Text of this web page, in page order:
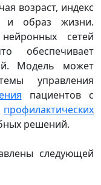
возраст, индекс
и образ жизни.
сетей
обеспечивает
Модель может
управления
пациентов с
профилактических
решений.
следующей